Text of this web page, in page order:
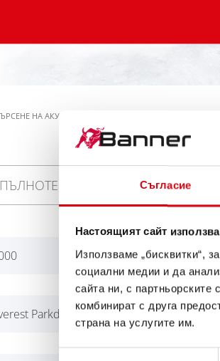
Съгласие
Настоящият сайт
Използваме „бисквитки“,
социални медии и да
сайта ни, с
комбинират с друга
страна на услугите им.
НА АКУМУЛАТОР
A11
Parkdesigner, Power